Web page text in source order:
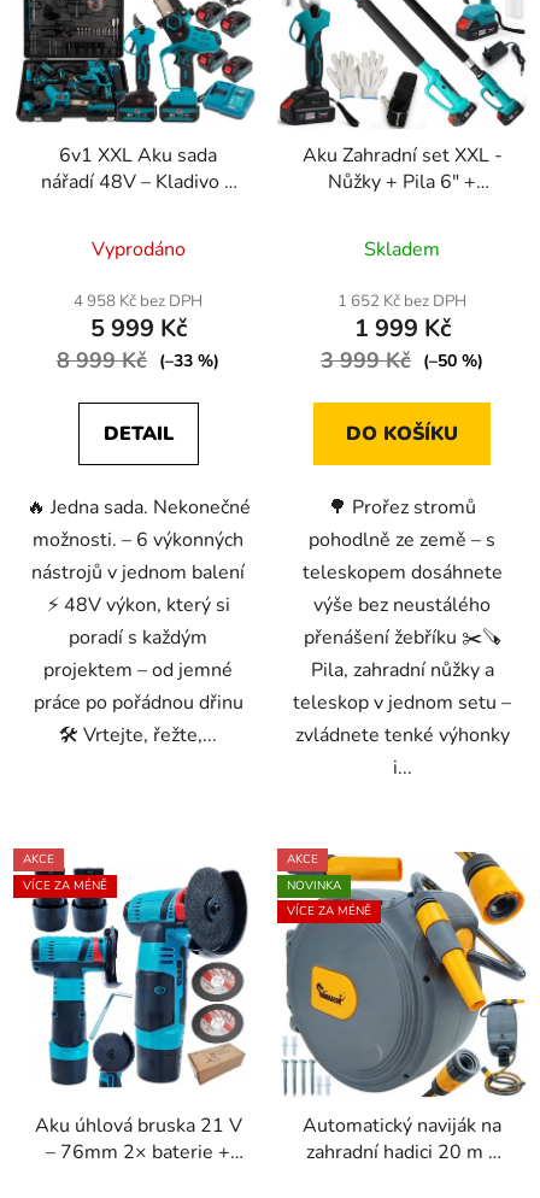
6v1 XXL Aku sada
nářadí 48V – Kladivo +
Bruska + Vrtačka/
Šroubovák + Pila +
Zahradní nůžky
hodnocení
produktu
je
4,8
5
Vyprodáno
4 958 Kč bez DPH
5 999 Kč
8 999 Kč (–33 %)
DETAIL
🔥 Jedna sada. Nekonečné
možnosti. – 6 výkonných
nástrojů v jednom balení
⚡ 48V výkon, který si
poradí s každým
projektem – od jemné
práce po pořádnou dřinu
🛠️ Vrtejte, řežte,...
Aku Zahradní set XXL -
Nůžky + Pila 6" +
baterie
hodnocení
produktu
je
4,8
5
Skladem
1 652 Kč bez DPH
1 999 Kč
3 999 Kč (–50 %)
DO KOŠÍKU
🌳 Prořez stromů
pohodlně ze země – s
teleskopem dosáhnete
výše bez neustálého
přenášení žebříku ✂️🪚
Pila, zahradní nůžky a
teleskop v jednom setu –
zvládnete tenké výhonky
i...
AKCE
VÍCE ZA MÉNĚ
Aku úhlová bruska 21 V
– 76mm 2× baterie +
AKCE
NOVINKA
VÍCE ZA MÉNĚ
Automatický naviják na
zahradní hadici 20 m s